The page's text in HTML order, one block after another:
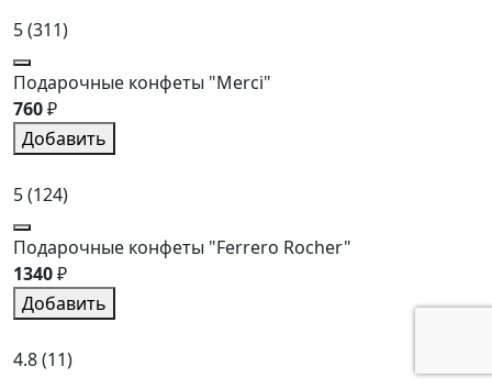
5(311)
Подарочные конфеты "Merci"
760₽
Добавить
5(124)
Подарочные конфеты "Ferrero Rocher"
1340₽
Добавить
4.8(11)